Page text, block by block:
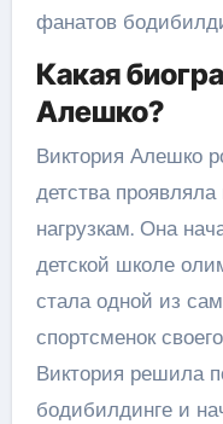
фанатов
Какая
Алешко?
Виктория Алешко
детства
нагрузкам. Она
детской школе
стала одной из
спортсменок
Виктория решила
бодибилдинге и